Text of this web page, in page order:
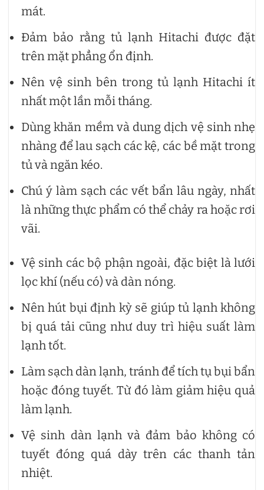
mát.
Đảm bảo rằng tủ lạnh Hitachi được đặt
trên mặt phẳng ổn định.
Nên vệ sinh bên trong tủ lạnh Hitachi ít
nhất một lần mỗi tháng.
Dùng khăn mềm và dung dịch vệ sinh nhẹ
nhàng để lau sạch các kệ, các bề mặt trong
tủ và ngăn kéo.
Chú ý làm sạch các vết bẩn lâu ngày, nhất
là những thực phẩm có thể chảy ra hoặc rơi
vãi.
Vệ sinh các bộ phận ngoài, đặc biệt là lưới
lọc khí (nếu có) và dàn nóng.
Nên hút bụi định kỳ sẽ giúp tủ lạnh không
bị quá tải cũng như duy trì hiệu suất làm
lạnh tốt.
Làm sạch dàn lạnh, tránh để tích tụ bụi bẩn
hoặc đóng tuyết. Từ đó làm giảm hiệu quả
làm lạnh.
Vệ sinh dàn lạnh và đảm bảo không có
tuyết đóng quá dày trên các thanh tản
nhiệt.